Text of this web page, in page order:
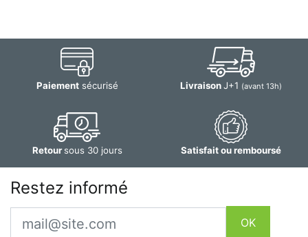
Paiementsécurisé LivraisonJ+1 (avant 13h)
Retoursous 30 jours Satisfait ou remboursé
Restez informé
Email
OK